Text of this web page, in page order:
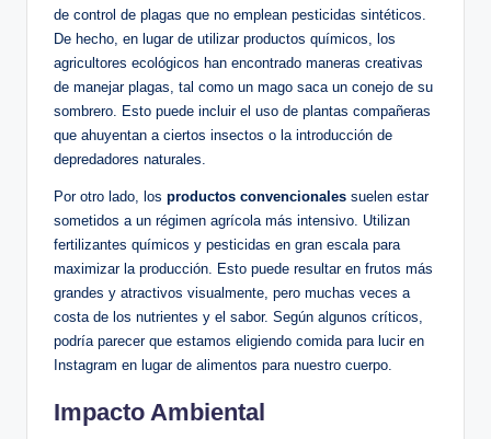
de control de plagas que no emplean pesticidas sintéticos.
De hecho, en lugar de utilizar productos químicos, los
agricultores ecológicos han encontrado maneras creativas
de manejar plagas, tal como un mago saca un conejo de su
sombrero. Esto puede incluir el uso de plantas compañeras
que ahuyentan a ciertos insectos o la introducción de
depredadores naturales.
Por otro lado, los productos convencionales suelen estar
sometidos a un régimen agrícola más intensivo. Utilizan
fertilizantes químicos y pesticidas en gran escala para
maximizar la producción. Esto puede resultar en frutos más
grandes y atractivos visualmente, pero muchas veces a
costa de los nutrientes y el sabor. Según algunos críticos,
podría parecer que estamos eligiendo comida para lucir en
Instagram en lugar de alimentos para nuestro cuerpo.
Impacto Ambiental